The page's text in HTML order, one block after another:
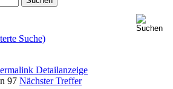
Suche)
Detailanzeige
97 Nächster Treffer